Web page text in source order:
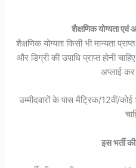
शैक्षणिक योग्यता एवं
शैक्षणिक योग्यता किसी भी मान्यता
और डिग्री की उपाधि प्राप्त होनी
अप्लाई
उम्मीदवारों के पास मैट्रिक/12वीं/
इस भर्ती